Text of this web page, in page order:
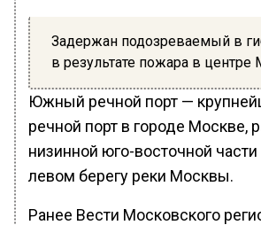
Задержан подозреваемый в
в результате пожара в
Южный речной порт —
речной порт в городе Москве,
низинной юго-восточной части
левом берегу реки Москвы.
Ранее Вести Московского